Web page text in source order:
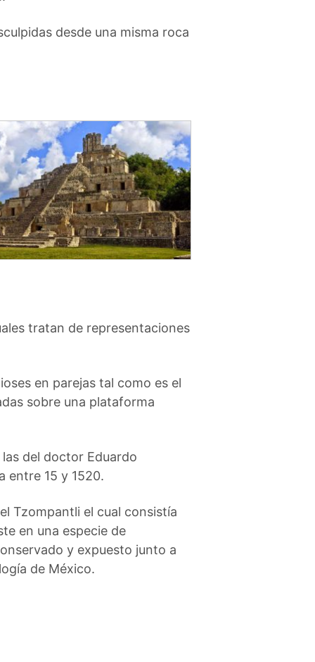
desde una misma roca
tratan de representaciones
en parejas tal como es el
sobre una plataforma
del doctor Eduardo
entre 15 y 1520.
Tzompantli el cual consistía
en una especie de
y expuesto junto a
de México.